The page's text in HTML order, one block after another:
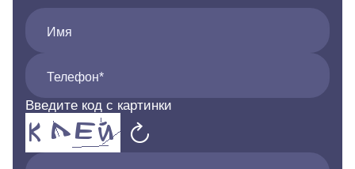
Имя
Телефон*
Введите код с картинки